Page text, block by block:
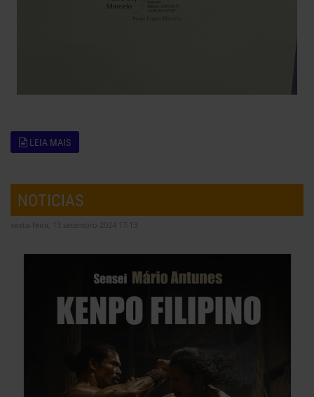
LEIA MAIS
NOTICIAS
sexta-feira, 13 setembro 2024 17:13